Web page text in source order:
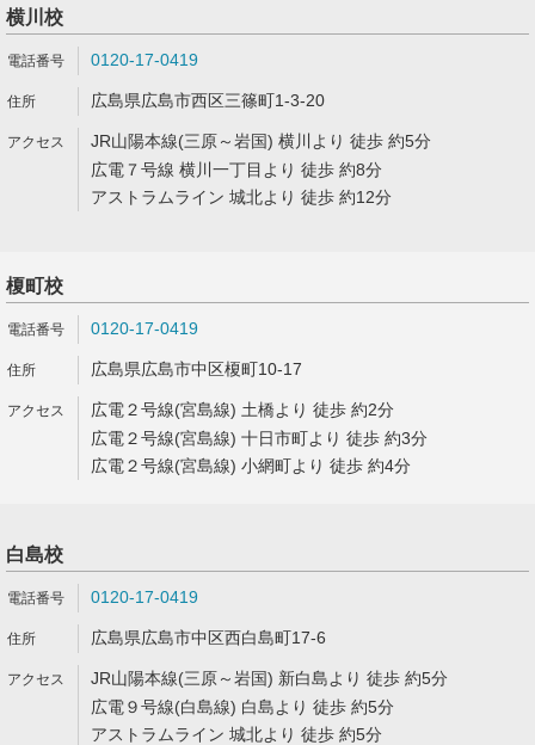
横川校
0120-17-0419
広島県広島市西区三篠町1-3-20
JR山陽本線(三原～岩国) 横川より 徒歩 約5分
広電７号線 横川一丁目より 徒歩 約8分
アストラムライン 城北より 徒歩 約12分
榎町校
0120-17-0419
広島県広島市中区榎町10-17
広電２号線(宮島線) 土橋より 徒歩 約2分
広電２号線(宮島線) 十日市町より 徒歩 約3分
広電２号線(宮島線) 小網町より 徒歩 約4分
白島校
0120-17-0419
広島県広島市中区西白島町17-6
JR山陽本線(三原～岩国) 新白島より 徒歩 約5分
広電９号線(白島線) 白島より 徒歩 約5分
アストラムライン 城北より 徒歩 約5分